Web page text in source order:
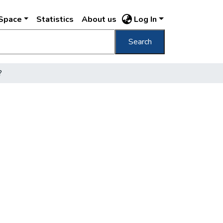
Statistics About us Log In
Search